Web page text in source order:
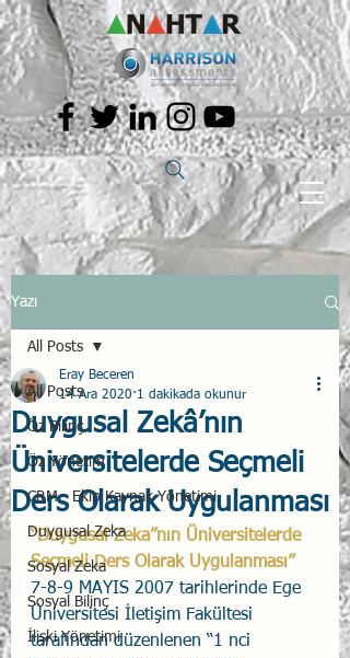
Yazı
All Posts
Öz Bilinç
Öz Yönetim
CRM - Ekip Kaynak Yönetimi
Duygusal Zeka
Sosyal Zeka
Sosyal Bilinç
İlişki Yönetimi
All Posts
Duygusal Zekâ’nın
Üniversitelerde Seçmeli
Ders Olarak Uygulanması
Eray Beceren
14 Ara 2020 1 dakikada okunur
“Duygusal Zeka”nın Üniversitelerde
Seçmeli Ders Olarak Uygulanması”
7-8-9 MAYIS 2007 tarihlerinde Ege
Üniversitesi İletişim Fakültesi
tarafından düzenlenen “1 nci